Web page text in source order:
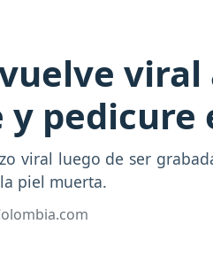
pedicure
viral luego de ser
piel muerta.